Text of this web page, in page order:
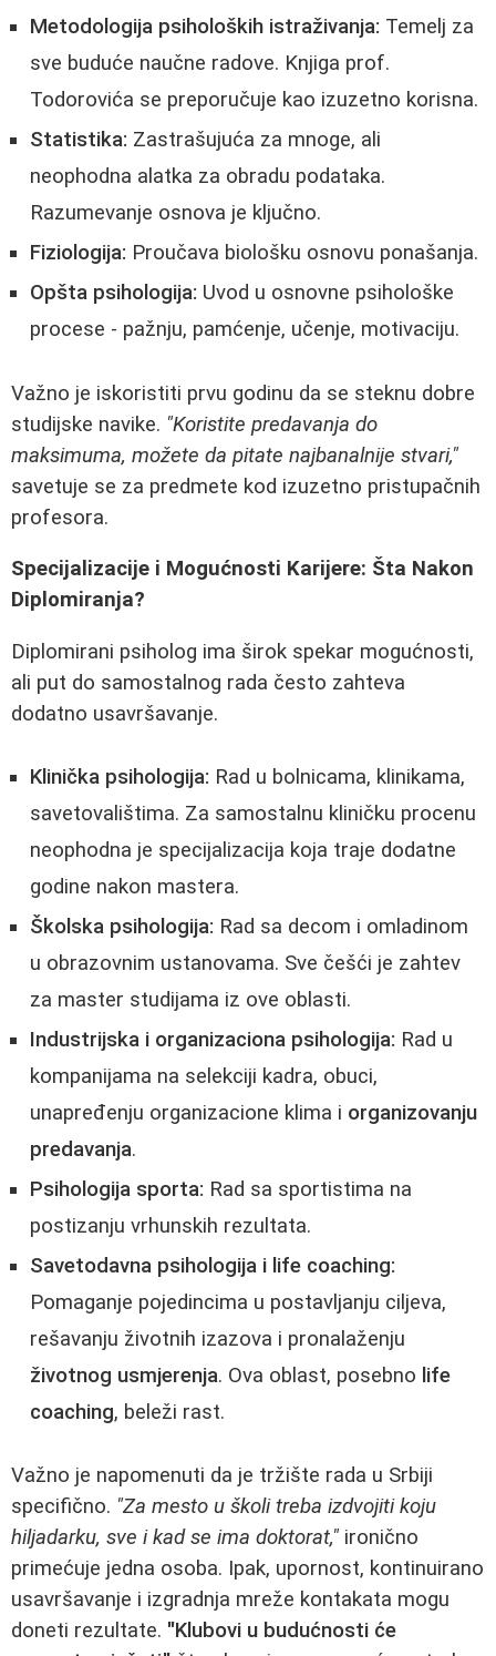
Metodologija psiholoških istraživanja: Temelj za
sve buduće naučne radove. Knjiga prof.
Todorovića se preporučuje kao izuzetno korisna.
Statistika: Zastrašujuća za mnoge, ali
neophodna alatka za obradu podataka.
Razumevanje osnova je ključno.
Fiziologija: Proučava biološku osnovu ponašanja.
Opšta psihologija: Uvod u osnovne psihološke
procese - pažnju, pamćenje, učenje, motivaciju.
Važno je iskoristiti prvu godinu da se steknu dobre
studijske navike. "Koristite predavanja do
maksimuma, možete da pitate najbanalnije stvari,"
savetuje se za predmete kod izuzetno pristupačnih
profesora.
Specijalizacije i Mogućnosti Karijere: Šta Nakon
Diplomiranja?
Diplomirani psiholog ima širok spekar mogućnosti,
ali put do samostalnog rada često zahteva
dodatno usavršavanje.
Klinička psihologija: Rad u bolnicama, klinikama,
savetovalištima. Za samostalnu kliničku procenu
neophodna je specijalizacija koja traje dodatne
godine nakon mastera.
Školska psihologija: Rad sa decom i omladinom
u obrazovnim ustanovama. Sve češći je zahtev
za master studijama iz ove oblasti.
Industrijska i organizaciona psihologija: Rad u
kompanijama na selekciji kadra, obuci,
unapređenju organizacione klima i organizovanju
predavanja.
Psihologija sporta: Rad sa sportistima na
postizanju vrhunskih rezultata.
Savetodavna psihologija i life coaching:
Pomaganje pojedincima u postavljanju ciljeva,
rešavanju životnih izazova i pronalaženju
životnog usmjerenja. Ova oblast, posebno life
coaching, beleži rast.
Važno je napomenuti da je tržište rada u Srbiji
specifično. "Za mesto u školi treba izdvojiti koju
hiljadarku, sve i kad se ima doktorat," ironično
primećuje jedna osoba. Ipak, upornost, kontinuirano
usavršavanje i izgradnja mreže kontakata mogu
doneti rezultate. "Klubovi u budućnosti će